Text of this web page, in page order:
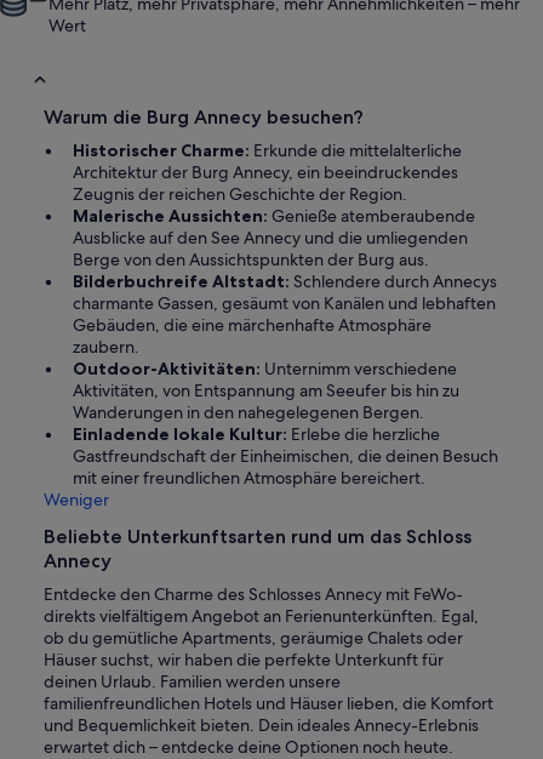
Wert
Warum die Burg Annecy besuchen?
Historischer Charme: Erkunde die mittelalterliche
Architektur der Burg Annecy, ein beeindruckendes
Zeugnis der reichen Geschichte der Region.
Malerische Aussichten: Genieße atemberaubende
Ausblicke auf den See Annecy und die umliegenden
Berge von den Aussichtspunkten der Burg aus.
Bilderbuchreife Altstadt: Schlendere durch Annecys
charmante Gassen, gesäumt von Kanälen und lebhaften
Gebäuden, die eine märchenhafte Atmosphäre
zaubern.
Outdoor-Aktivitäten: Unternimm verschiedene
Aktivitäten, von Entspannung am Seeufer bis hin zu
Wanderungen in den nahegelegenen Bergen.
Einladende lokale Kultur: Erlebe die herzliche
Gastfreundschaft der Einheimischen, die deinen Besuch
mit einer freundlichen Atmosphäre bereichert.
Weniger
Beliebte Unterkunftsarten rund um das Schloss
Annecy
Entdecke den Charme des Schlosses Annecy mit FeWo-
direkts vielfältigem Angebot an Ferienunterkünften. Egal,
ob du gemütliche Apartments, geräumige Chalets oder
Häuser suchst, wir haben die perfekte Unterkunft für
deinen Urlaub. Familien werden unsere
familienfreundlichen Hotels und Häuser lieben, die Komfort
und Bequemlichkeit bieten. Dein ideales Annecy-Erlebnis
erwartet dich – entdecke deine Optionen noch heute.